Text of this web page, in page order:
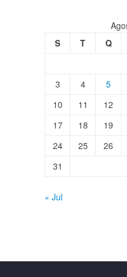
S
T Q
3
4 5
10
11 12
17
18 19
24
25 26
31
« Jul